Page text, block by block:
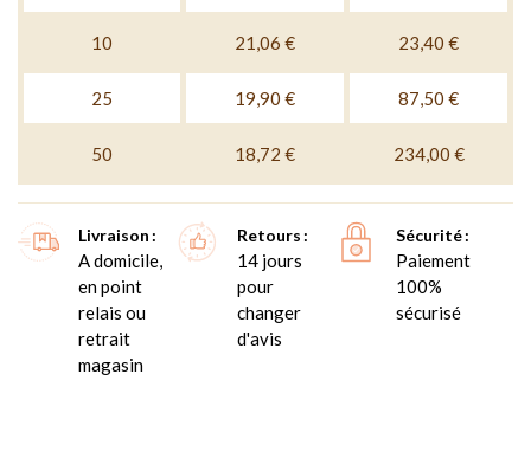
10 21,06 € 23,40 €
25 19,90 € 87,50 €
50 18,72 € 234,00 €
Livraison
A domicile,
en point
relais ou
retrait
magasin
Retours
14 jours
pour
changer
d'avis
Sécurité
Paiement
100%
sécurisé